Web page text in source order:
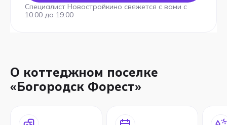
Специалист Новостройкино свяжется с вами с
10:00 до 19:00
О коттеджном поселке
«Богородск Форест»